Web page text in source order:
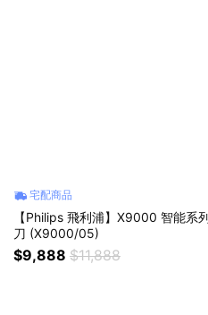
宅配商品
【Philips 飛利浦】X9000 智能系
刀 (X9000/05)
$9,888 $11,888